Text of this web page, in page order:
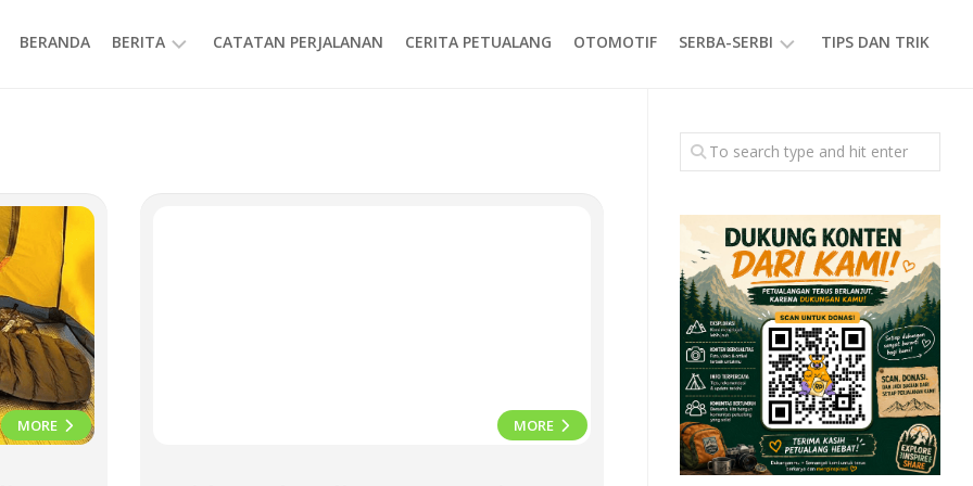
BERANDA BERITA CATATAN PERJALANAN CERITA PETUALANG OTOMOTIF SERBA-SERBI
GAYA
HIDUP
TIPS DAN TRIK
MORE MORE